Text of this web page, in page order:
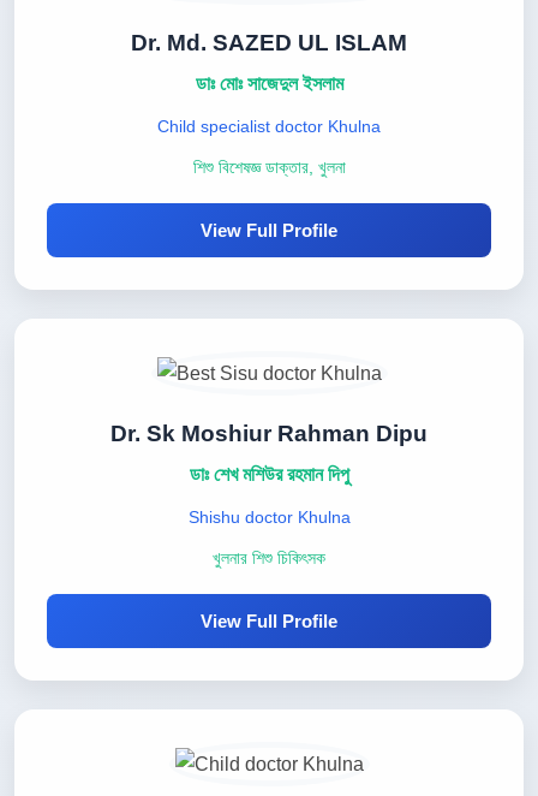
Dr. Md. SAZED UL ISLAM
ডাঃ মোঃ সাজেদুল ইসলাম
Child specialist doctor Khulna
শিশু বিশেষজ্ঞ ডাক্তার, খুলনা
View Full Profile
Dr. Sk Moshiur Rahman Dipu
ডাঃ শেখ মশিউর রহমান দিপু
Shishu doctor Khulna
খুলনার শিশু চিকিৎসক
View Full Profile